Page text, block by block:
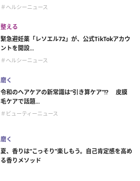
＃ヘルシーニュース
整える
緊急避妊薬「レソエル72」が、公式TikTokアカウ
ントを開設...
＃ヘルシーニュース
磨く
令和のヘアケアの新常識は“引き算ケア”!? 皮膜
毛ケアで話題...
＃ビューティーニュース
磨く
夏、香りは“こっそり”楽しもう。自己肯定感を高め
る香りメソッド